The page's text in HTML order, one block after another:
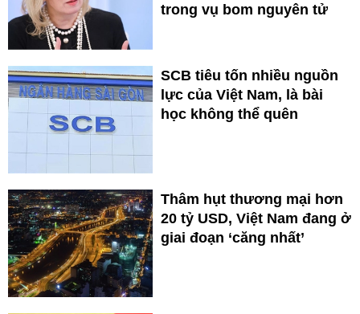
trong vụ bom nguyên tử
SCB tiêu tốn nhiều nguồn
lực của Việt Nam, là bài
học không thể quên
Thâm hụt thương mại hơn
20 tỷ USD, Việt Nam đang ở
giai đoạn ‘căng nhất’